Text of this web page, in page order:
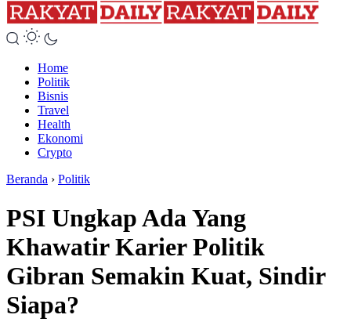
Home
Politik
Bisnis
Travel
Health
Ekonomi
Crypto
Beranda › Politik
PSI Ungkap Ada Yang
Khawatir Karier Politik
Gibran Semakin Kuat, Sindir
Siapa?